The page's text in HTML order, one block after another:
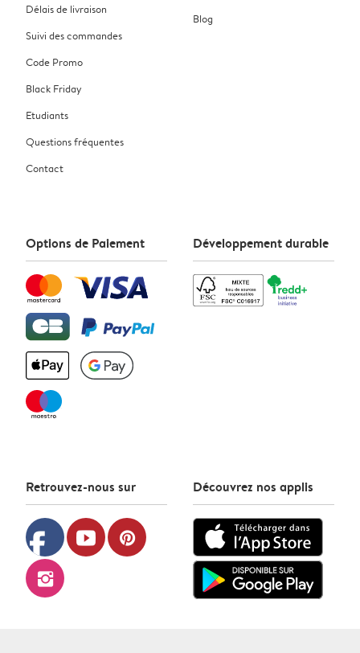
Délais de livraison
Suivi des commandes
Code Promo
Black Friday
Etudiants
Questions fréquentes
Contact
Blog
Options de Paiement Développement durable
Retrouvez-nous sur
facebook youtube pinterest
instagram
Découvrez nos applis